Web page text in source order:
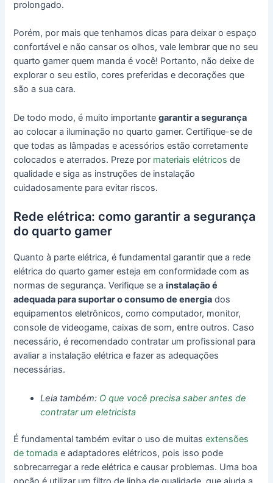
prolongado.
Porém, por mais que tenhamos dicas para deixar o espaço
confortável e não cansar os olhos, vale lembrar que no seu
quarto gamer quem manda é você! Portanto, não deixe de
explorar o seu estilo, cores preferidas e decorações que
são a sua cara.
De todo modo, é muito importantegarantir a segurança
ao colocar a iluminação no quarto gamer. Certifique-se de
que todas as lâmpadas e acessórios estão corretamente
colocados e aterrados. Preze por materiais elétricos de
qualidade e siga as instruções de instalação
cuidadosamente para evitar riscos.
Rede elétrica: como garantir a segurança
do quarto gamer
Quanto à parte elétrica, é fundamental garantir que a rede
elétrica do quarto gamer esteja em conformidade com as
normas de segurança. Verifique se ainstalação é
adequada para suportar o consumo de energia dos
equipamentos eletrônicos, como computador, monitor,
console de videogame, caixas de som, entre outros. Caso
necessário, é recomendado contratar um profissional para
avaliar a instalação elétrica e fazer as adequações
necessárias.
Leia também: O que você precisa saber antes de
contratar um eletricista
É fundamental também evitar o uso de muitasextensões
de tomada e adaptadores elétricos, pois isso pode
sobrecarregar a rede elétrica e causar problemas. Uma boa